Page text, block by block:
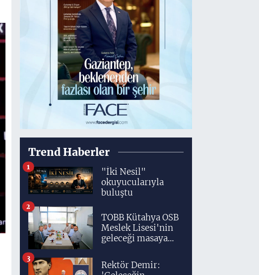
Trend Haberler
"İki Nesil"
okuyucularıyla
buluştu
1
TOBB Kütahya OSB
Meslek Lisesi'nin
geleceği masaya
2
Rektör Demir:
3